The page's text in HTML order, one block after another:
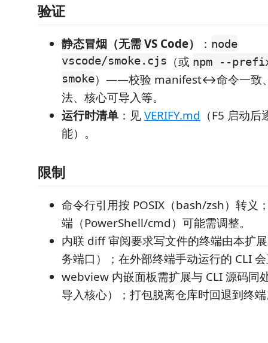
验证
静态冒烟（无需 VS Code） ： node
vscode/smoke.cjs （或 npm --
smoke）——校验 manifest↔命令一致
法、核心可导入等。
运行时清单 ：见VERIFY.md （F5 启动
能）。
限制
命令行引用按 POSIX（bash/zsh）转义
端（PowerShell/cmd）可能需调整。
内联 diff 审阅要求写文件的终端由本扩
务端口）；在外部终端手动运行的 CLI
webview 内嵌面板需扩展与 CLI 源码同
导入核心）；打包脱离仓库时回退到终